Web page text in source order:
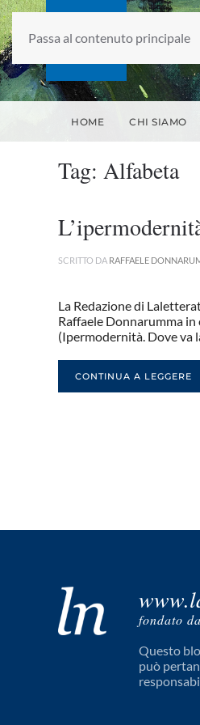
Passa al contenuto principale
fondato
HOME CHI SIAMO
Tag: Alfabeta
SCRITTO DA RAFFAELE
La Redazione di
Raffaele Donnarumma
(Ipermodernità. Dove va
CONTINUA A LEGGERE
fondato
Questo
può